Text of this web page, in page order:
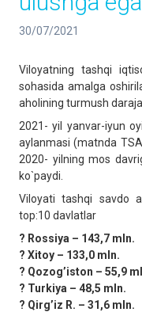
30/07/2021
Viloyatning tashqi
sohasida amalga
aholining turmush
2021- yil yanvar-iyun
aylanmasi (matnda
2020- yilning mos
ko`paydi.
Viloyati tashqi savdo
top:10 davlatlar
? Rossiya – 143,7 mln.
? Xitoy – 133,0 mln.
? Qozogʼiston – 55,9
? Turkiya – 48,5 mln.
? Qirgʼiz R. – 31,6 mln.